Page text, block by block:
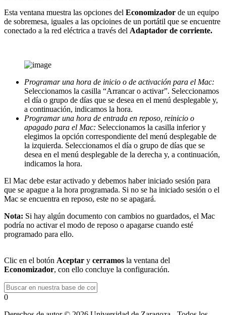
Esta ventana muestra las opciones del Economizador de un equipo
de sobremesa, iguales a las opcioines de un portátil que se encuentre
conectado a la red eléctrica a través del Adaptador de corriente.
Programar una hora de inicio o de activación para el Mac:
Seleccionamos la casilla “Arrancar o activar”. Seleccionamos
el día o grupo de días que se desea en el menú desplegable y,
a continuación, indicamos la hora.
Programar una hora de entrada en reposo, reinicio o
apagado para el Mac: Seleccionamos la casilla inferior y
elegimos la opción correspondiente del menú desplegable de
la izquierda. Seleccionamos el día o grupo de días que se
desea en el menú desplegable de la derecha y, a continuación,
indicamos la hora.
El Mac debe estar activado y debemos haber iniciado sesión para
que se apague a la hora programada. Si no se ha iniciado sesión o el
Mac se encuentra en reposo, este no se apagará.
Nota: Si hay algún documento con cambios no guardados, el Mac
podría no activar el modo de reposo o apagarse cuando esté
programado para ello.
Clic en el botón Aceptar y cerramos la ventana del
Economizador, con ello concluye la configuración.
0